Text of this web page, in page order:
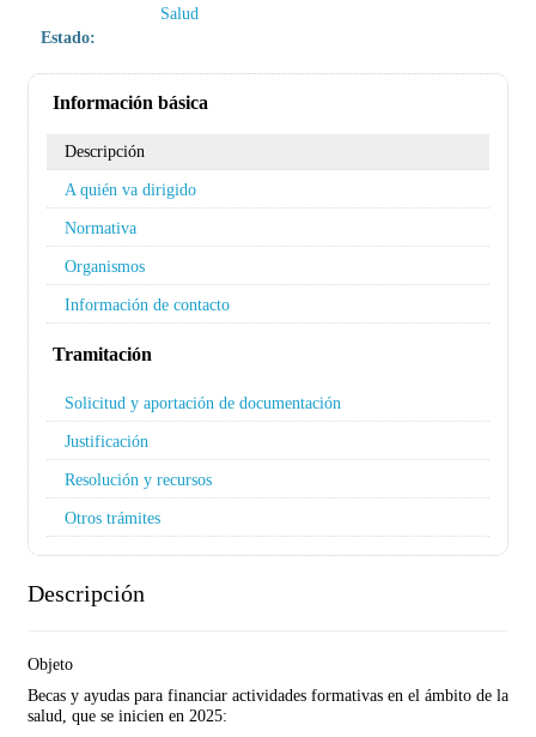
Salud
Estado:
Información básica
Descripción
A quién va dirigido
Normativa
Organismos
Información de contacto
Tramitación
Solicitud y aportación de documentación
Justificación
Resolución y recursos
Otros trámites
Descripción
Objeto
Becas y ayudas para financiar actividades formativas en el ámbito de la
salud, que se inicien en 2025: